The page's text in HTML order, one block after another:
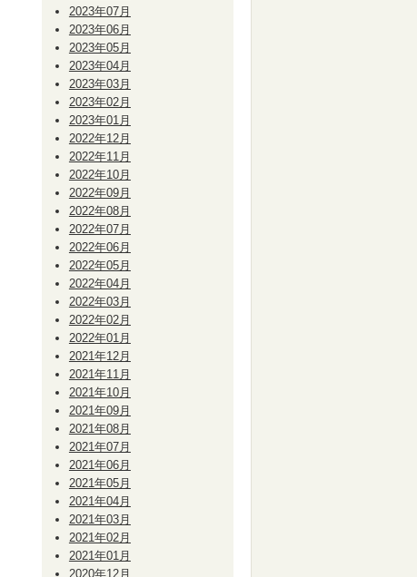
2023年07月
2023年06月
2023年05月
2023年04月
2023年03月
2023年02月
2023年01月
2022年12月
2022年11月
2022年10月
2022年09月
2022年08月
2022年07月
2022年06月
2022年05月
2022年04月
2022年03月
2022年02月
2022年01月
2021年12月
2021年11月
2021年10月
2021年09月
2021年08月
2021年07月
2021年06月
2021年05月
2021年04月
2021年03月
2021年02月
2021年01月
2020年12月